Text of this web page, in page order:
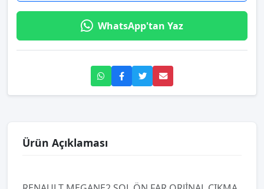
WhatsApp'tan Yaz
Ürün Açıklaması